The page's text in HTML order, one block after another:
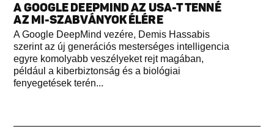
A GOOGLE DEEPMIND AZ USA-T TENNÉ
AZ MI-SZABVÁNYOK ÉLÉRE
A Google DeepMind vezére, Demis Hassabis
szerint az új generációs mesterséges intelligencia
egyre komolyabb veszélyeket rejt magában,
például a kiberbiztonság és a biológiai
fenyegetések terén...